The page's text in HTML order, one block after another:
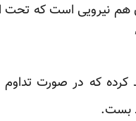
هم نیرویی است که تحت
کرده که در صورت
بست.